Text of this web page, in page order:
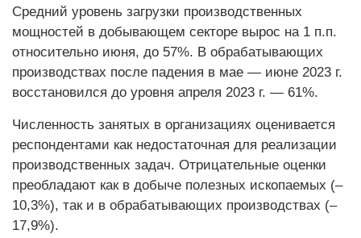
Средний уровень загрузки производственных
мощностей в добывающем секторе вырос на 1 п.п.
относительно июня, до 57%. В обрабатывающих
производствах после падения в мае — июне 2023 г.
восстановился до уровня апреля 2023 г. — 61%.
Численность занятых в организациях оценивается
респондентами как недостаточная для реализации
производственных задач. Отрицательные оценки
преобладают как в добыче полезных ископаемых (–
10,3%), так и в обрабатывающих производствах (–
17,9%).